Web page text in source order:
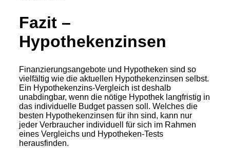
Fazit –
Hypothekenzinsen
Finanzierungsangebote und Hypotheken sind so
vielfältig wie die aktuellen Hypothekenzinsen selbst.
Ein Hypothekenzins-Vergleich ist deshalb
unabdingbar, wenn die nötige Hypothek langfristig in
das individuelle Budget passen soll. Welches die
besten Hypothekenzinsen für ihn sind, kann nur
jeder Verbraucher individuell für sich im Rahmen
eines Vergleichs und Hypotheken-Tests
herausfinden.